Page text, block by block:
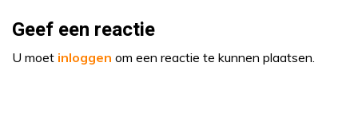
Geef een reactie
U moet inloggen om een reactie te kunnen plaatsen.